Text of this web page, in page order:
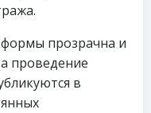
прозрачна и
проведение
в